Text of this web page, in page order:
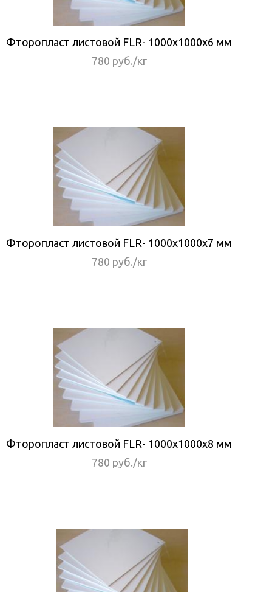
Фторопласт листовой FLR- 1000x1000x6 мм
780 руб./кг
Фторопласт листовой FLR- 1000x1000x7 мм
780 руб./кг
Фторопласт листовой FLR- 1000x1000x8 мм
780 руб./кг